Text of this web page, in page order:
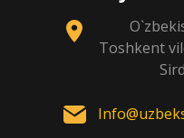
Toshkent